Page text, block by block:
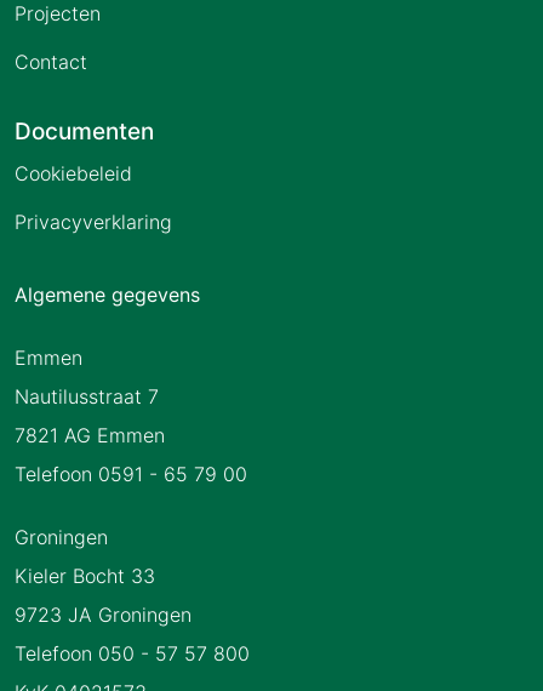
Projecten
Contact
Documenten
Cookiebeleid
Privacyverklaring
Algemene gegevens
Emmen
Nautilusstraat 7
7821 AG Emmen
Telefoon 0591 - 65 79 00
Groningen
Kieler Bocht 33
9723 JA Groningen
Telefoon 050 - 57 57 800